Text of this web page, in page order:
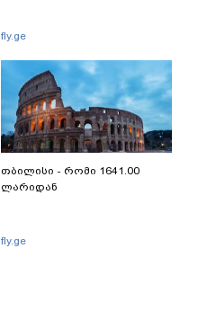
fly.ge
თბილისი - რომი 1641.00
ლარიდან
fly.ge